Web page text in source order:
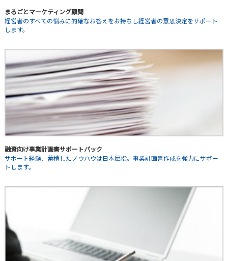
まるごとマーケティング顧問
経営者のすべての悩みに的確なお答えをお持ちし経営者の意思決定をサポート
します。
融資向け事業計画書サポートパック
サポート経験、蓄積したノウハウは日本屈指。事業計画書作成を強力にサポー
トします。